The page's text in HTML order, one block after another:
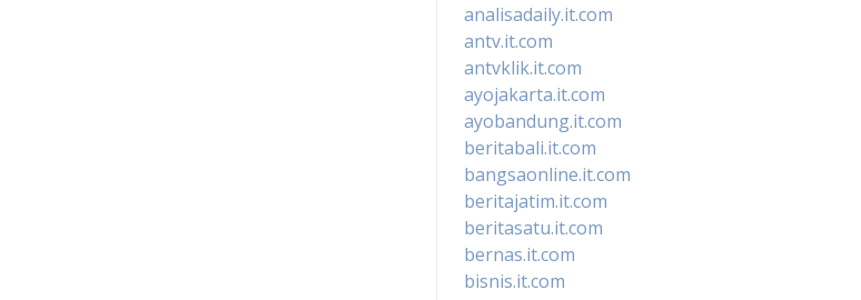
analisadaily.it.com
antv.it.com
antvklik.it.com
ayojakarta.it.com
ayobandung.it.com
beritabali.it.com
bangsaonline.it.com
beritajatim.it.com
beritasatu.it.com
bernas.it.com
bisnis.it.com